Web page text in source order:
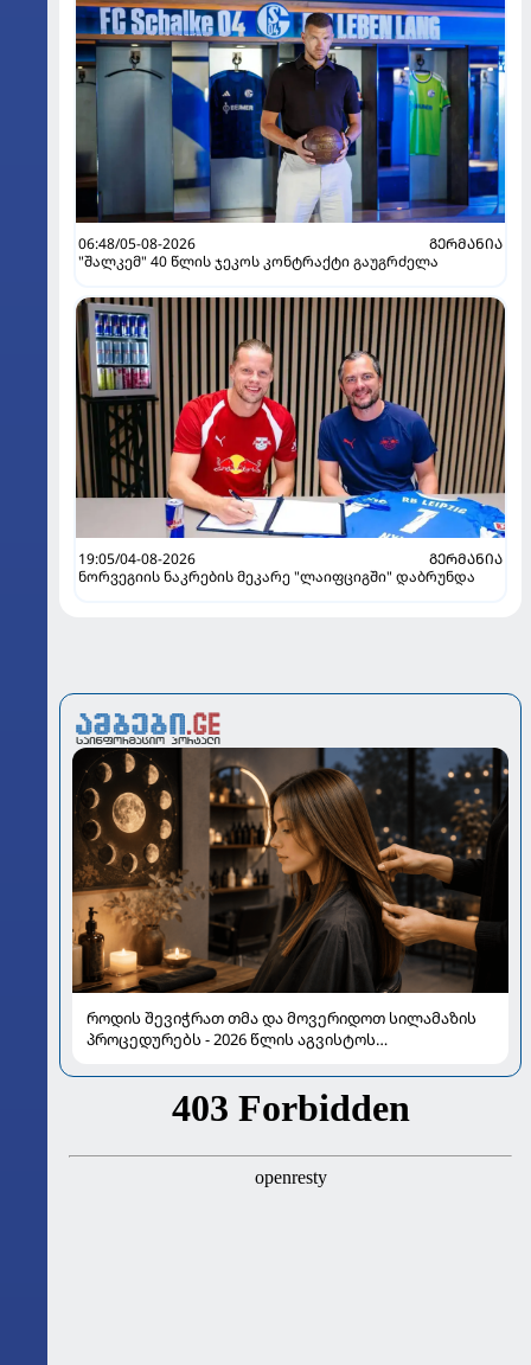
06:48/05-08-2026
ᲒᲔᲠᲛᲐᲜᲘᲐ
"შალკემ" 40 წლის ჯეკოს კონტრაქტი გაუგრძელა
19:05/04-08-2026
ᲒᲔᲠᲛᲐᲜᲘᲐ
ნორვეგიის ნაკრების მეკარე "ლაიფციგში" დაბრუნდა
როდის შევიჭრათ თმა და მოვერიდოთ სილამაზის
პროცედურებს - 2026 წლის აგვისტოს